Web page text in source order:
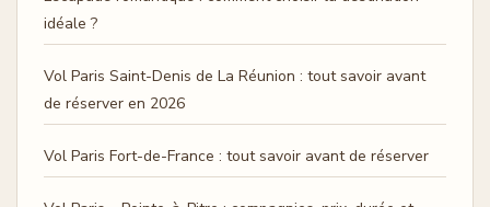
idéale ?
Vol Paris Saint-Denis de La Réunion : tout savoir avant
de réserver en 2026
Vol Paris Fort-de-France : tout savoir avant de réserver